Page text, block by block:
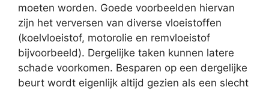
moeten worden. Goede voorbeelden hiervan
zijn het verversen van diverse vloeistoffen
(koelvloeistof, motorolie en remvloeistof
bijvoorbeeld). Dergelijke taken kunnen latere
schade voorkomen. Besparen op een dergelijke
beurt wordt eigenlijk altijd gezien als een slecht